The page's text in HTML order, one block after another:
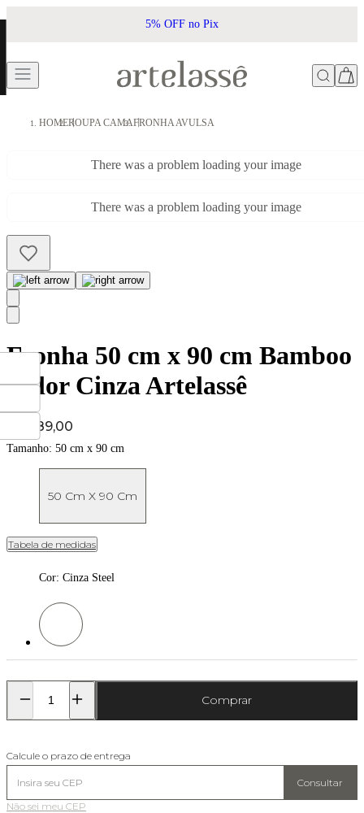
5% OFF no Pix
HOMEROUPA CAMAFRONHA AVULSA
There was a problem loading your image
There was a problem loading your image
Fronha 50 cm x 90 cm Bamboo
Color Cinza Artelassê
Price:
R$ 289,00
Tamanho: 50 cm x 90 cm
50 Cm X 90 Cm
Tabela de medidas
Cor: Cinza Steel
Cor: Cinza Steel
Comprar
Calcule o prazo de entrega
Consultar
Não sei meu CEP